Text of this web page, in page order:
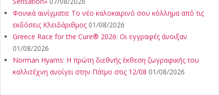
Φονικά αινίγματα: Το νέο καλοκαιρινό σου κόλλημα από τις
εκδόσεις Κλειδάριθμος 01/08/2026
Greece Race for the Cure® 2026: Οι εγγραφές άνοιξαν
01/08/2026
Norman Hyams: Η πρώτη διεθνής έκθεση ζωγραφικής του
καλλιτέχνη ανοίγει στην Πάτμο στις 12/08 01/08/2026